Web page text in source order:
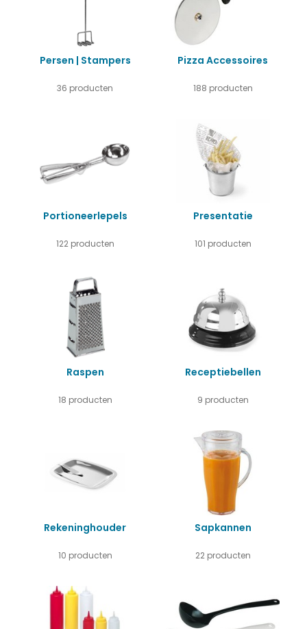
Persen | Stampers
36 producten
Pizza Accessoires
188 producten
Portioneerlepels
122 producten
Presentatie
101 producten
Raspen
18 producten
Receptiebellen
9 producten
Rekeninghouder
10 producten
Sapkannen
22 producten